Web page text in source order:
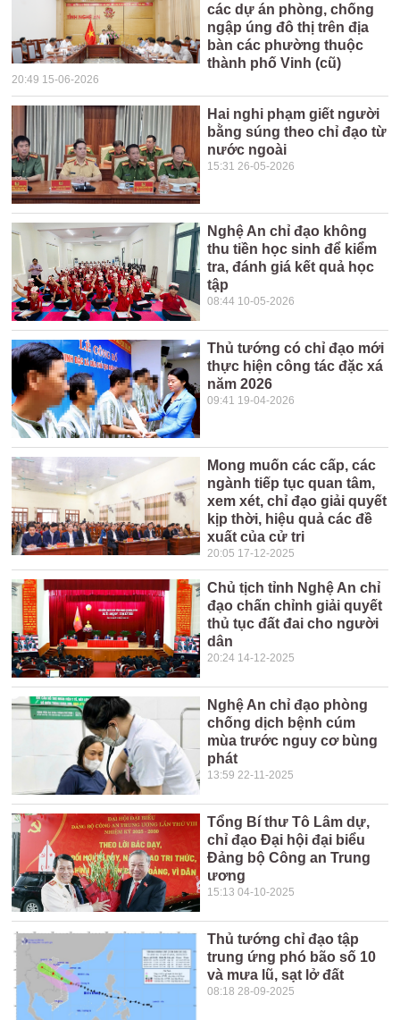
các dự án phòng, chống
ngập úng đô thị trên địa
bàn các phường thuộc
thành phố Vinh (cũ)
20:49 15-06-2026
Hai nghi phạm giết người
bằng súng theo chỉ đạo từ
nước ngoài
15:31 26-05-2026
Nghệ An chỉ đạo không
thu tiền học sinh để kiểm
tra, đánh giá kết quả học
tập
08:44 10-05-2026
Thủ tướng có chỉ đạo mới
thực hiện công tác đặc xá
năm 2026
09:41 19-04-2026
Mong muốn các cấp, các
ngành tiếp tục quan tâm,
xem xét, chỉ đạo giải quyết
kịp thời, hiệu quả các đề
xuất của cử tri
20:05 17-12-2025
Chủ tịch tỉnh Nghệ An chỉ
đạo chấn chỉnh giải quyết
thủ tục đất đai cho người
dân
20:24 14-12-2025
Nghệ An chỉ đạo phòng
chống dịch bệnh cúm
mùa trước nguy cơ bùng
phát
13:59 22-11-2025
Tổng Bí thư Tô Lâm dự,
chỉ đạo Đại hội đại biểu
Đảng bộ Công an Trung
ương
15:13 04-10-2025
Thủ tướng chỉ đạo tập
trung ứng phó bão số 10
và mưa lũ, sạt lở đất
08:18 28-09-2025